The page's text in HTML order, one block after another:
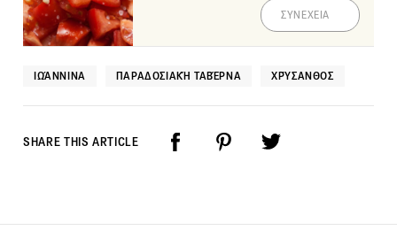
ΣΥΝΕΧΕΙΑ
ΙΩΆΝΝΙΝΑ ΠΑΡΑΔΟΣΙΑΚΉ ΤΑΒΈΡΝΑ ΧΡΎΣΑΝΘΟΣ
SHARE THIS ARTICLE